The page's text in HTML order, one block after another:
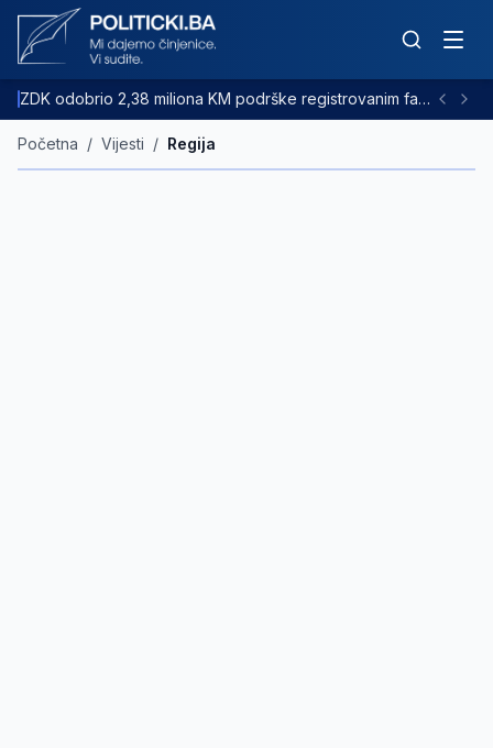
ZDK odobrio 2,38 miliona KM podrške registrovanim farmama goveda
Početna / Vijesti / Regija